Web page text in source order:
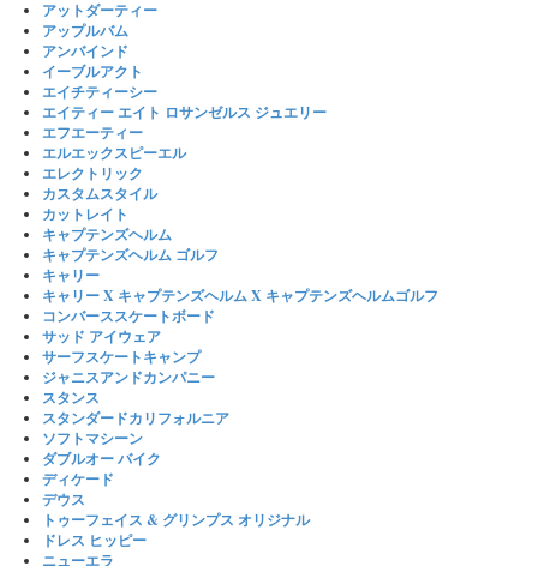
アットダーティー
アップルバム
アンバインド
イーブルアクト
エイチティーシー
エイティー エイト ロサンゼルス ジュエリー
エフエーティー
エルエックスピーエル
エレクトリック
カスタムスタイル
カットレイト
キャプテンズヘルム
キャプテンズヘルム ゴルフ
キャリー
キャリー X キャプテンズヘルム X キャプテンズヘルムゴルフ
コンバーススケートボード
サッド アイウェア
サーフスケートキャンプ
ジャニスアンドカンパニー
スタンス
スタンダードカリフォルニア
ソフトマシーン
ダブルオー バイク
ディケード
デウス
トゥーフェイス & グリンプス オリジナル
ドレス ヒッピー
ニューエラ